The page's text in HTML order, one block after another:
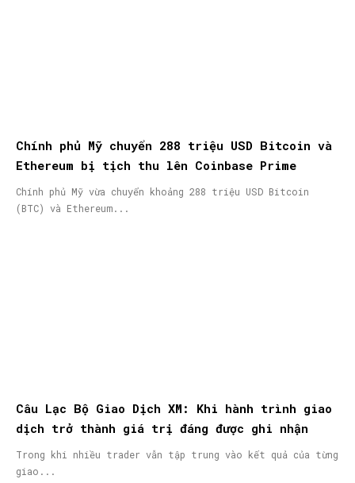
Chính phủ Mỹ chuyển 288 triệu USD Bitcoin và
Ethereum bị tịch thu lên Coinbase Prime
Chính phủ Mỹ vừa chuyển khoảng 288 triệu USD Bitcoin
(BTC) và Ethereum...
Câu Lạc Bộ Giao Dịch XM: Khi hành trình giao
dịch trở thành giá trị đáng được ghi nhận
Trong khi nhiều trader vẫn tập trung vào kết quả của từng
giao...